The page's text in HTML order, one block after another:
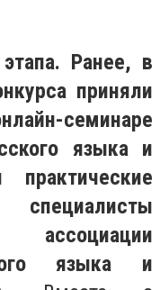
Ранее, в
приняли
семинаре
языка и
языка и